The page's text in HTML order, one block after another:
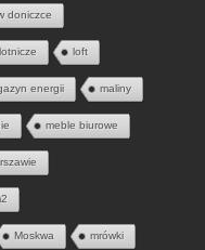
doniczce
loft
energii maliny
meble biurowe
Moskwa mrówki